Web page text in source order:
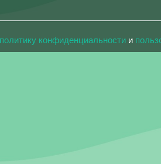
политику конфиденциальности и